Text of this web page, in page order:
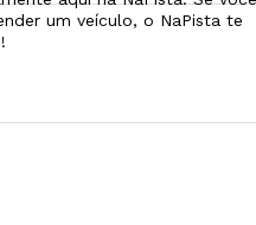
um veículo, o NaPista te